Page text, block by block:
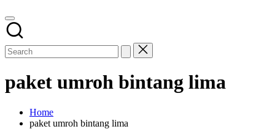
paket umroh bintang lima
Home
paket umroh bintang lima